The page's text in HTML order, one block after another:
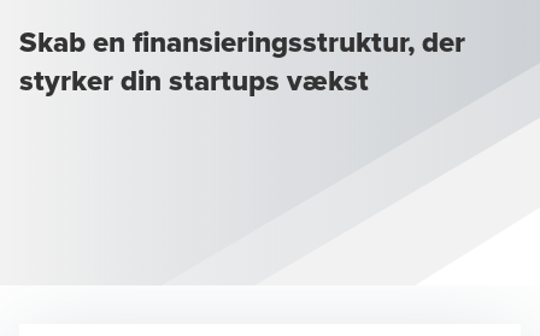
Skab en finansieringsstruktur, der
styrker din startups vækst